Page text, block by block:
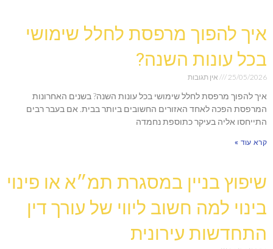
איך להפוך מרפסת לחלל שימושי
בכל עונות השנה?
25/05/2026 אין תגובות
איך להפוך מרפסת לחלל שימושי בכל עונות השנה? בשנים האחרונות
המרפסת הפכה לאחד האזורים החשובים ביותר בבית. אם בעבר רבים
התייחסו אליה בעיקר כתוספת נחמדה
קרא עוד »
שיפוץ בניין במסגרת תמ״א או פינוי
בינוי למה חשוב ליווי של עורך דין
התחדשות עירונית